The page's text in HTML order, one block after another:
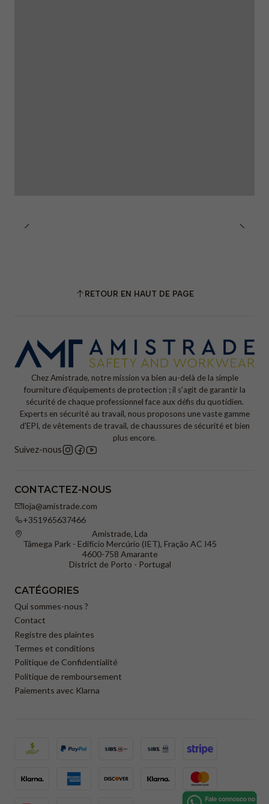
RETOUR EN HAUT DE PAGE
Chez Amistrade, notre mission va bien au-delà de la simple
fourniture d'équipements de protection ; il s'agit de garantir la
sécurité de chaque professionnel face aux défis du quotidien.
Experts en sécurité au travail, nous proposons une vaste gamme
d'EPI, de vêtements de travail, de chaussures de sécurité et bien
plus encore.
Suivez-nous
CONTACTEZ-NOUS
loja@amistrade.com
+351965637466
Amistrade, Lda
Tâmega Park - Edifício Mercúrio (IET), Fração AC I45
4600-758 Amarante
District de Porto - Portugal
CATÉGORIES
Qui sommes-nous ?
Contact
Registre des plaintes
Termes et conditions
Politique de Confidentialité
Politique de remboursement
Paiements avec Klarna